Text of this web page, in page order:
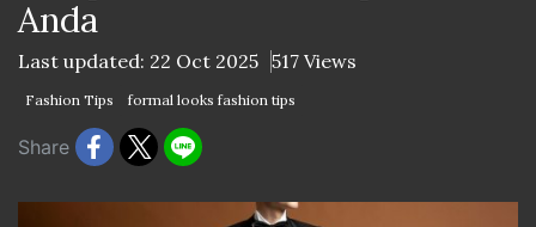
Anda
Last updated: 22 Oct 2025 517 Views
Fashion Tips formal looks fashion tips
Share